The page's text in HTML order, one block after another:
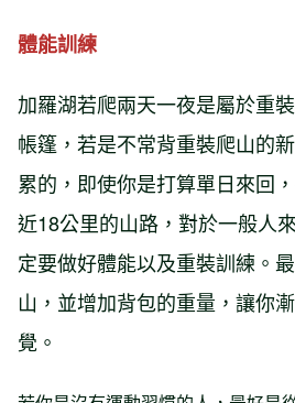
體能訓練
加羅湖若爬兩天一夜是屬於重
帳篷，若是不常背重裝爬山的
累的，即使你是打算單日來回
近18公里的山路，對於一般人
定要做好體能以及重裝訓練。
山，並增加背包的重量，讓你
覺。